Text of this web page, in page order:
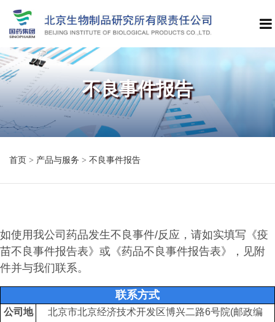
不良事件报告
首页 > 产品与服务 > 不良事件报告
如使用我公司药品发生不良事件/反应，请如实填写《疫
苗不良事件报告表》或《药品不良事件报告表》，见附
件并与我们联系。
联系方式
公司地
北京市北京经济技术开发区博兴二路6号院(邮政编